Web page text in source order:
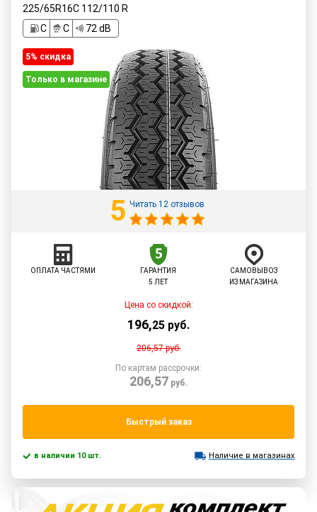
225/65R16C 112/110 R
C
C 72 dB
5% cкидка
Только в магазине
5 Читать 12 отзывов
ОПЛАТА ЧАСТЯМИ
ГАРАНТИЯ
5 ЛЕТ
САМОВЫВОЗ
ИЗ МАГАЗИНА
Цена со скидкой:
196,25 руб.
206,57руб.
По картам рассрочки:
206,57 руб.
Быстрый заказ
в наличии 10 шт. Наличие в магазинах